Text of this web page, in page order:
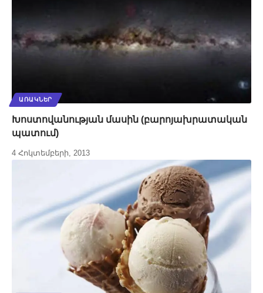
ԱՌԱԿՆԵՐ
Խոստովանության մասին (բարոյախրատական
պատում)
4 Հոկտեմբերի, 2013